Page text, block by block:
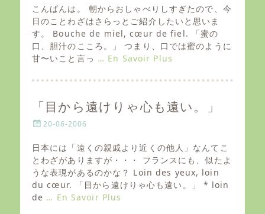
s
t
e
d
o
n
こんばんは。 朝からおしゃべりしすぎたので、今
日のことわざはさらっとご紹介したいと思いま
す。 Bouche de miel, cœur de fiel. 「蜜の
口、胆汁のこころ。」 つまり、口では蜜のように
甘〜いこと言っ … En Savoir Plus
「目から遠けりゃ心も遠い。」
P
s
t
e
d
o
n
20-06-2006
日本には「遠くの親戚より近くの他人」なんてこ
とわざがありますが・・・ フランスにも、似たよ
うな表現があるのかな？ Loin des yeux, loin
du cœur. 「目から遠けりゃ心も遠い。」 * loin
de … En Savoir Plus